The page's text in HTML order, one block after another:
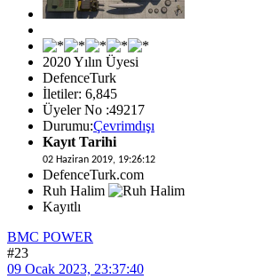
2020 Yılın Üyesi
DefenceTurk
İletiler: 6,845
Üyeler No :49217
Durumu:Çevrimdışı
Kayıt Tarihi
02 Haziran 2019, 19:26:12
DefenceTurk.com
Ruh Halim
Kayıtlı
BMC POWER
#23
09 Ocak 2023, 23:37:40